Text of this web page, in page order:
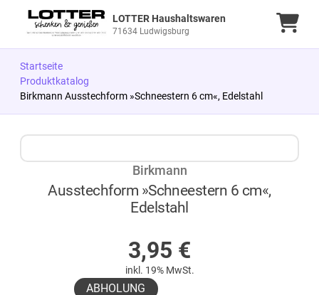
LOTTER Haushaltswaren
71634 Ludwigsburg
Startseite
Produktkatalog
Birkmann Ausstechform »Schneestern 6 cm«, Edelstahl
Birkmann
Ausstechform »Schneestern 6 cm«,
Edelstahl
3,95 €
inkl. 19% MwSt.
ABHOLUNG